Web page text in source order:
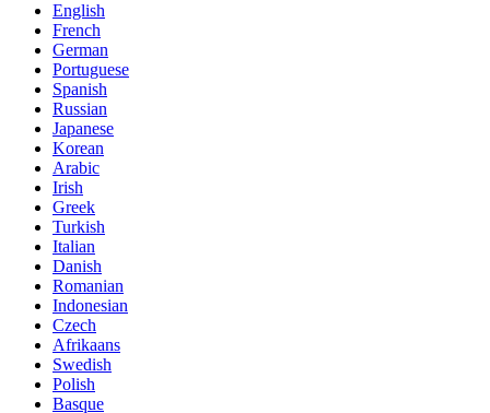
English
French
German
Portuguese
Spanish
Russian
Japanese
Korean
Arabic
Irish
Greek
Turkish
Italian
Danish
Romanian
Indonesian
Czech
Afrikaans
Swedish
Polish
Basque